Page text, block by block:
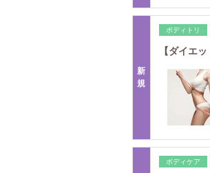
新
規
ボディトリ
【ダイエ
ボディケア